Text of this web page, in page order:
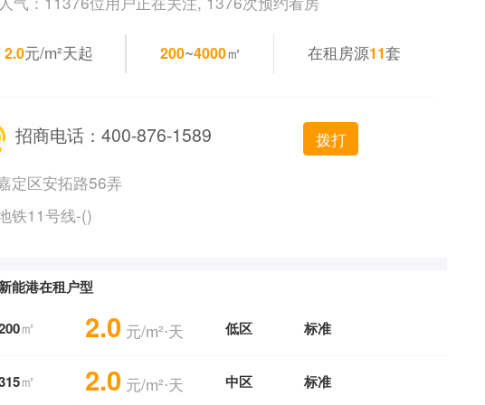
2.0元/m²天起 200~4000㎡ 在租房源11套
招商电话：400-876-1589
拨打
定区安拓路56弄
铁11号线-()
能港在租户型
㎡ 2.0 元/m²⋅天 低区 标准
㎡ 2.0 元/m²⋅天 中区 标准